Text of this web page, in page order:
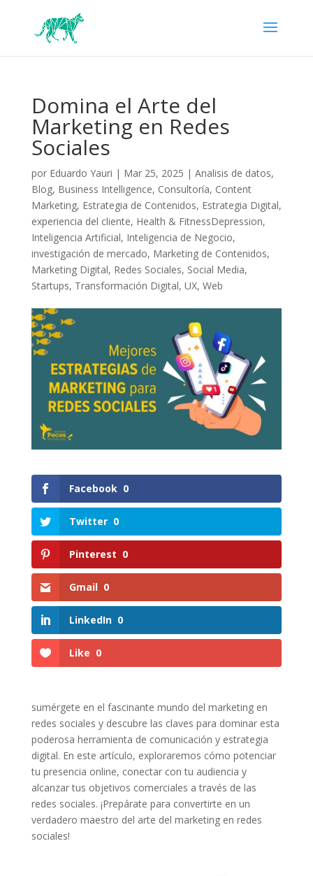
Domina el Arte del
Marketing en Redes
Sociales
por Eduardo Yauri | Mar 25, 2025 | Analisis de datos,
Blog, Business Intelligence, Consultoría, Content
Marketing, Estrategia de Contenidos, Estrategia Digital,
experiencia del cliente, Health & FitnessDepression,
Inteligencia Artificial, Inteligencia de Negocio,
investigación de mercado, Marketing de Contenidos,
Marketing Digital, Redes Sociales, Social Media,
Startups, Transformación Digital, UX, Web
Facebook 0
Twitter 0
Pinterest 0
Gmail 0
LinkedIn 0
Like 0
sumérgete‌ en⁢ el fascinante⁤ mundo del ⁢marketing en
redes sociales y descubre las claves⁣ para dominar esta
‌poderosa ⁣herramienta de comunicación y estrategia
digital. En‍ este artículo, exploraremos cómo potenciar​
tu presencia online, conectar con tu audiencia y
alcanzar‍ tus objetivos comerciales a través de ‌las‌
redes sociales. ¡Prepárate para ⁢convertirte en un
‌verdadero ⁣maestro del arte del marketing en redes
sociales!